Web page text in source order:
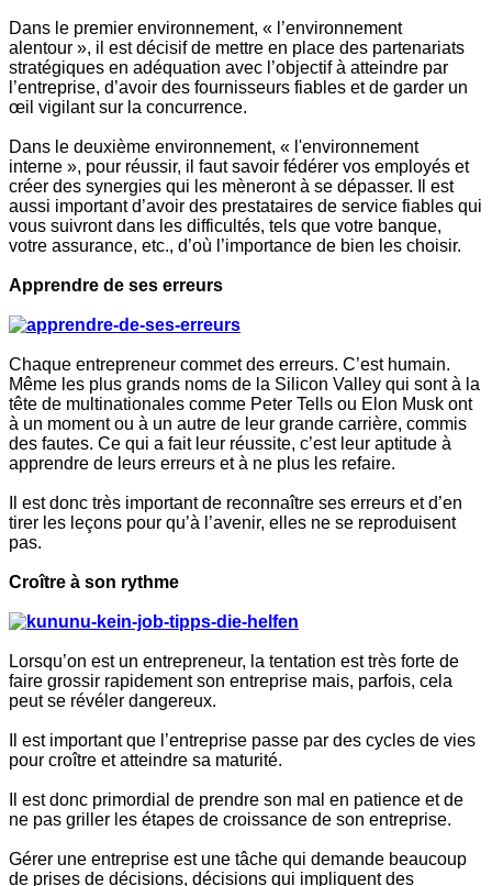
Dans le premier environnement, « l’environnement
alentour », il est décisif de mettre en place des partenariats
stratégiques en adéquation avec l’objectif à atteindre par
l’entreprise, d’avoir des fournisseurs fiables et de garder un
œil vigilant sur la concurrence.
Dans le deuxième environnement, « l'environnement
interne », pour réussir, il faut savoir fédérer vos employés et
créer des synergies qui les mèneront à se dépasser. Il est
aussi important d’avoir des prestataires de service fiables qui
vous suivront dans les difficultés, tels que votre banque,
votre assurance, etc., d’où l’importance de bien les choisir.
Apprendre de ses erreurs
Chaque entrepreneur commet des erreurs. C’est humain.
Même les plus grands noms de la Silicon Valley qui sont à la
tête de multinationales comme Peter Tells ou Elon Musk ont
à un moment ou à un autre de leur grande carrière, commis
des fautes. Ce qui a fait leur réussite, c’est leur aptitude à
apprendre de leurs erreurs et à ne plus les refaire.
Il est donc très important de reconnaître ses erreurs et d’en
tirer les leçons pour qu’à l’avenir, elles ne se reproduisent
pas.
Croître à son rythme
Lorsqu’on est un entrepreneur, la tentation est très forte de
faire grossir rapidement son entreprise mais, parfois, cela
peut se révéler dangereux.
Il est important que l’entreprise passe par des cycles de vies
pour croître et atteindre sa maturité.
Il est donc primordial de prendre son mal en patience et de
ne pas griller les étapes de croissance de son entreprise.
Gérer une entreprise est une tâche qui demande beaucoup
de prises de décisions, décisions qui impliquent des